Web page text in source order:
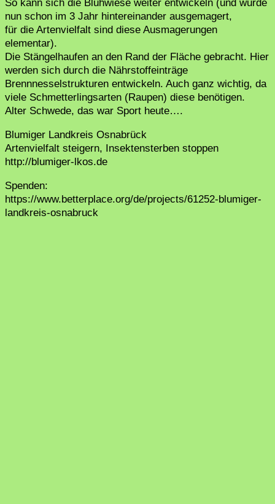
So kann sich die Blühwiese weiter entwickeln (und wurde
nun schon im 3 Jahr hintereinander ausgemagert,
für die Artenvielfalt sind diese Ausmagerungen
elementar).
Die Stängelhaufen an den Rand der Fläche gebracht. Hier
werden sich durch die Nährstoffeinträge
Brennnesselstrukturen entwickeln. Auch ganz wichtig, da
viele Schmetterlingsarten (Raupen) diese benötigen.
Alter Schwede, das war Sport heute….
Blumiger Landkreis Osnabrück
Artenvielfalt steigern, Insektensterben stoppen
http://blumiger-lkos.de
Spenden:
https://www.betterplace.org/de/projects/61252-blumiger-
landkreis-osnabruck